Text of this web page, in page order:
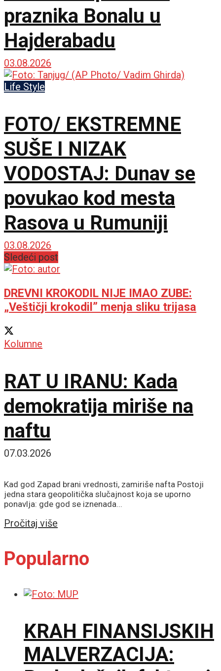
praznika Bonalu u
Hajderabadu
03.08.2026
Life Style
FOTO/ EKSTREMNE
SUŠE I NIZAK
VODOSTAJ: Dunav se
povukao kod mesta
Rasova u Rumuniji
03.08.2026
Sledeći post
DREVNI KROKODIL NIJE IMAO ZUBE:
„Veštičji krokodil” menja sliku trijasa
Kolumne
RAT U IRANU: Kada
demokratija miriše na
naftu
07.03.2026
Kad god Zapad brani vrednosti, zamiriše nafta Postoji
jedna stara geopolitička slučajnost koja se uporno
ponavlja: gde god se iznenada...
Pročitaj više
Popularno
KRAH FINANSIJSKIH
MALVERZACIJA: